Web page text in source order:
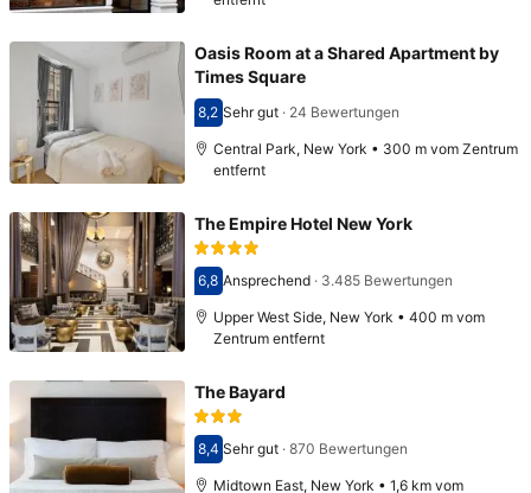
Oasis Room at a Shared Apartment by
Times Square
Bewertet mit 8,2
8,2 Sehr gut· 24 Bewertungen
Central Park, New York • 300 m vom Zentrum
entfernt
The Empire Hotel New York
Bewertet mit 6,8
6,8 Ansprechend· 3.485 Bewertungen
Upper West Side, New York • 400 m vom
Zentrum entfernt
The Bayard
Bewertet mit 8,4
8,4 Sehr gut· 870 Bewertungen
Midtown East, New York • 1,6 km vom